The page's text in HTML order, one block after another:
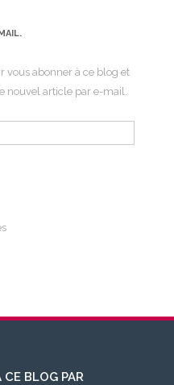
vous abonner à ce blog et
nouvel article par e-mail.
BLOG PAR